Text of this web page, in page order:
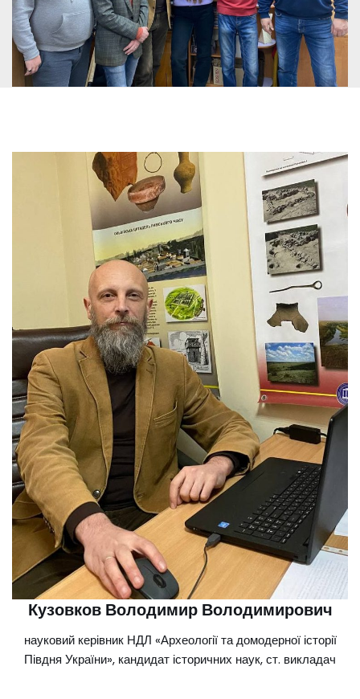
Кузовков Володимир Володимирович
науковий керівник НДЛ «Археології та домодерної історії
Півдня України», кандидат історичних наук, ст. викладач